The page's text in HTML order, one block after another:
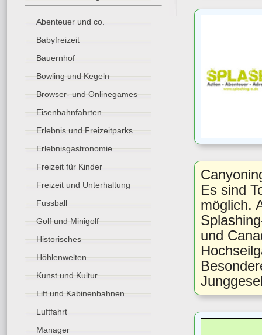
Abenteuer und co.
Babyfreizeit
Bauernhof
Bowling und Kegeln
Browser- und Onlinegames
Eisenbahnfahrten
Erlebnis und Freizeitparks
Erlebnisgastronomie
Freizeit für Kinder
Freizeit und Unterhaltung
Fussball
Golf und Minigolf
Historisches
Höhlenwelten
Kunst und Kultur
Lift und Kabinenbahnen
Luftfahrt
Manager
Es sind
möglich.
und